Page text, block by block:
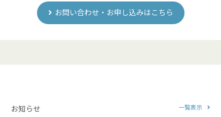
お問い合わせ・お申し込みはこちら
お知らせ 一覧表示